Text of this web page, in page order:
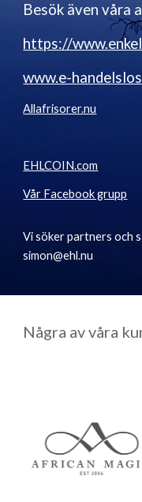
Besök även våra
https://
www.e-
Allafrisorer.nu
EHLCOIN.com
Vår Facebook grupp
Vi söker partners och
simon@ehl.nu
Några av våra